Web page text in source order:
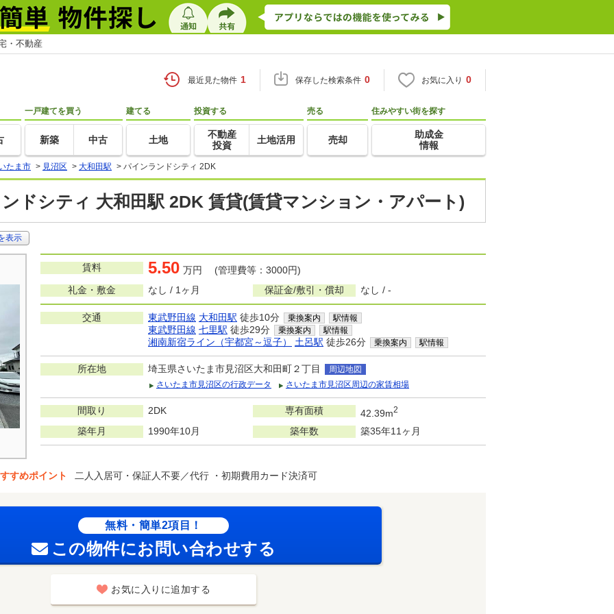
・不動産
最近見た物件 1 保存した検索条件 0 お気に入り 0
一戸建てを買う
新築 中古
建てる
土地
投資する
不動産
投資
土地活用
売る
売却
住みやすい街を探す
助成金
情報
たま市 > 見沼区 > 大和田駅 > パインランドシティ 2DK
ドシティ 大和田駅 2DK 賃貸(賃貸マンション・アパート)
表示
賃料 5.50 万円 (管理費等：3000円)
礼金・敷金
なし / 1ヶ月 保証金/敷引・償却 なし / -
交通 東武野田線 大和田駅 徒歩10分 乗換案内 駅情報
東武野田線 七里駅 徒歩29分 乗換案内 駅情報
湘南新宿ライン（宇都宮～逗子） 土呂駅 徒歩26分 乗換案内 駅情報
所在地 埼玉県さいたま市見沼区大和田町２丁目
周辺地図
さいたま市見沼区の行政データ
さいたま市見沼区周辺の家賃相場
間取り 2DK 専有面積 42.39m2
築年月 1990年10月 築年数 築35年11ヶ月
すめポイント 二人入居可・保証人不要／代行 ・初期費用カード決済可
無料・簡単2項目！
この物件にお問い合わせする
お気に入りに追加する